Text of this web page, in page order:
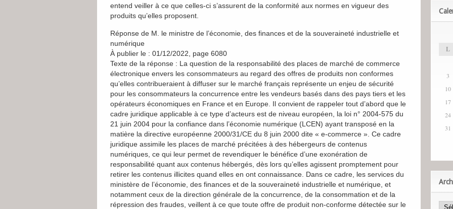
entend veiller à ce que celles-ci s’assurent de la conformité aux normes en vigueur des
produits qu’elles proposent.
Réponse de M. le ministre de l’économie, des finances et de la souveraineté industrielle et
numérique
À publier le : 01/12/2022, page 6080
Texte de la réponse : La question de la responsabilité des places de marché de commerce
électronique envers les consommateurs au regard des offres de produits non conformes
qu’elles contribueraient à diffuser sur le marché français représente un enjeu de sécurité
pour les consommateurs la concurrence entre les vendeurs basés dans des pays tiers et les
opérateurs économiques en France et en Europe. Il convient de rappeler tout d’abord que le
cadre juridique applicable à ce type d’acteurs est de niveau européen, la loi n° 2004-575 du
21 juin 2004 pour la confiance dans l’économie numérique (LCEN) ayant transposé en la
matière la directive européenne 2000/31/CE du 8 juin 2000 dite « e-commerce ». Ce cadre
juridique assimile les places de marché précitées à des hébergeurs de contenus
numériques, ce qui leur permet de revendiquer le bénéfice d’une exonération de
responsabilité quant aux contenus hébergés, dès lors qu’elles agissent promptement pour
retirer les contenus illicites quand elles en ont connaissance. Dans ce cadre, les services du
ministère de l’économie, des finances et de la souveraineté industrielle et numérique, et
notamment ceux de la direction générale de la concurrence, de la consommation et de la
répression des fraudes, veillent à ce que toute offre de produit non-conforme détectée sur le
L
3
10
17
24
31